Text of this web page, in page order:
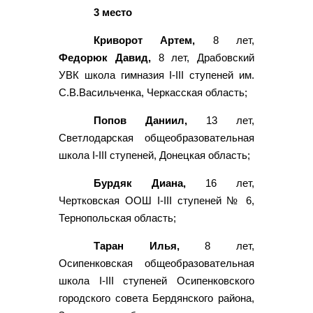
3 место
Криворот Артем, 8 лет,
Федорюк Давид,8 лет, Драбовский
УВК школа гимназия I-III ступеней им.
С.В.Васильченка, Черкасская область;
Попов Даниил, 13 лет,
Светлодарская общеобразовательная
школа I-III ступеней, Донецкая область;
Бурдяк Диана, 16 лет,
Чертковская ООШ I-III ступеней № 6,
Тернопольская область;
Таран Илья,8 лет,
Осипенковская общеобразовательная
школа I-III ступеней Осипенковского
городского совета Бердянского района,